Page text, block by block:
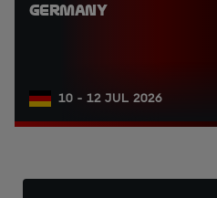
GERMANY
10 - 12 JUL 2026